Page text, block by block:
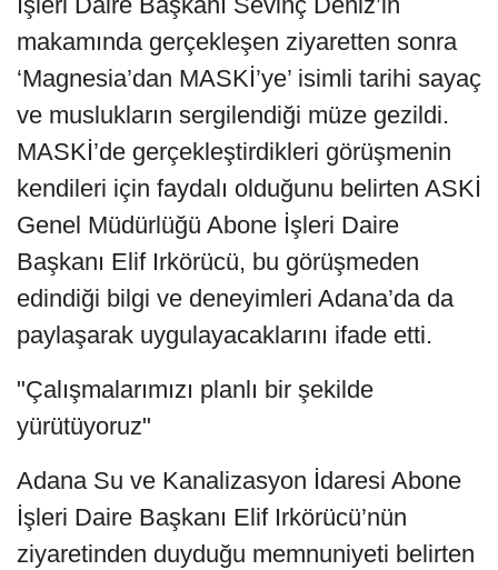
makamında gerçekleşen ziyaretten sonra
‘Magnesia’dan MASKİ’ye’ isimli tarihi sayaç
ve muslukların sergilendiği müze gezildi.
MASKİ’de gerçekleştirdikleri görüşmenin
kendileri için faydalı olduğunu belirten ASKİ
Genel Müdürlüğü Abone İşleri Daire
Başkanı Elif Irkörücü, bu görüşmeden
edindiği bilgi ve deneyimleri Adana’da da
paylaşarak uygulayacaklarını ifade etti.
"Çalışmalarımızı planlı bir şekilde
yürütüyoruz"
Adana Su ve Kanalizasyon İdaresi Abone
İşleri Daire Başkanı Elif Irkörücü’nün
ziyaretinden duyduğu memnuniyeti belirten